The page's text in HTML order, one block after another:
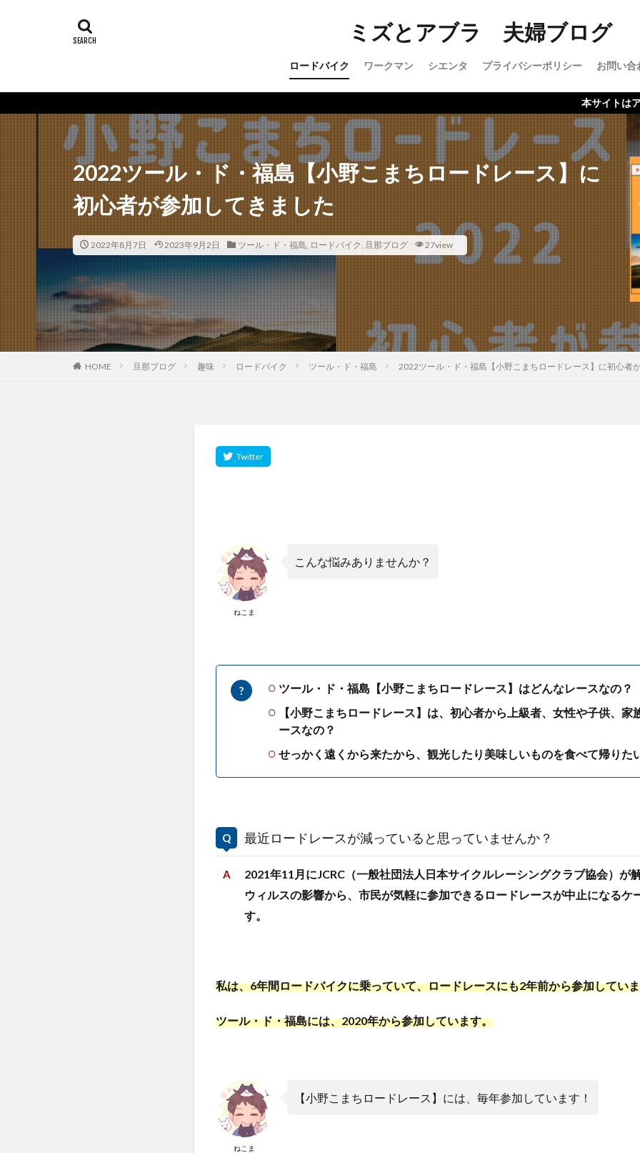
ミズとアブラ 夫婦ブログ
ロードバイク ワークマン シエンタ プライバシーポリシー お問い合
本サイトはアフィリエイ
2022ツール・ド・福島【小野こまちロードレース】に
初心者が参加してきました
2022年8月7日 2023年9月2日 ツール・ド・福島, ロードバイク, 旦那ブログ 27view
HOME 旦那ブログ 趣味 ロードバイク ツール・ド・福島 2022ツール・ド・福島【小野こまちロードレース】に初心者
ねこま
こんな悩みありませんか？
ツール・ド・福島【小野こまちロードレース】はどんなレースなの？
【小野こまちロードレース】は、初心者から上級者、女性や子供、家
ースなの？
せっかく遠くから来たから、観光したり美味しいものを食べて帰りた
最近ロードレースが減っていると思っていませんか？
2021年11月にJCRC（一般社団法人日本サイクルレーシングクラブ協会）が
ウィルスの影響から、市民が気軽に参加できるロードレースが中止になるケ
す。
私は、6年間ロードバイクに乗っていて、ロードレースにも2年前から参加してい
ツール・ド・福島には、2020年から参加しています。
ねこま
【小野こまちロードレース】には、毎年参加しています！